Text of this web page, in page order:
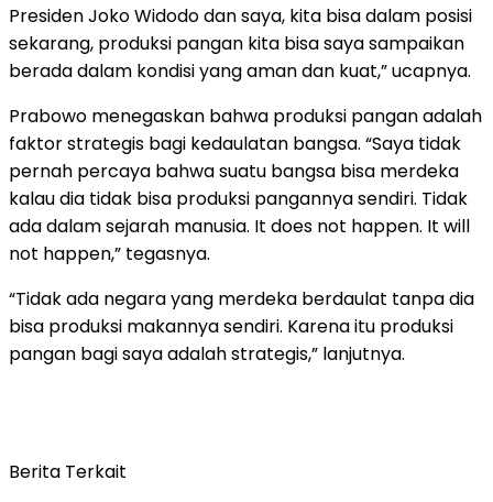
Presiden Joko Widodo dan saya, kita bisa dalam posisi
sekarang, produksi pangan kita bisa saya sampaikan
berada dalam kondisi yang aman dan kuat,” ucapnya.
Prabowo menegaskan bahwa produksi pangan adalah
faktor strategis bagi kedaulatan bangsa. “Saya tidak
pernah percaya bahwa suatu bangsa bisa merdeka
kalau dia tidak bisa produksi pangannya sendiri. Tidak
ada dalam sejarah manusia. It does not happen. It will
not happen,” tegasnya.
“Tidak ada negara yang merdeka berdaulat tanpa dia
bisa produksi makannya sendiri. Karena itu produksi
pangan bagi saya adalah strategis,” lanjutnya.
Berita Terkait